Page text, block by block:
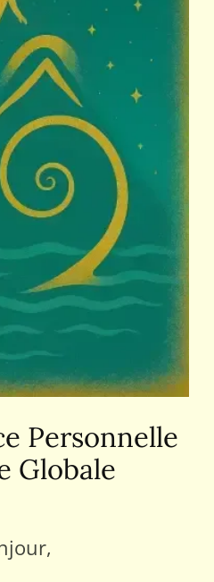
Personnelle
Globale